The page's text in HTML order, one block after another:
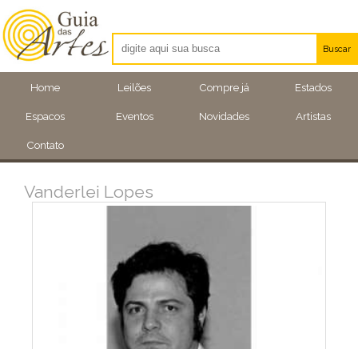
Home Leilões Compre já Estados
Espacos Eventos Novidades Artistas
Contato
Buscar
Artistas
Eventos
Vanderlei Lopes